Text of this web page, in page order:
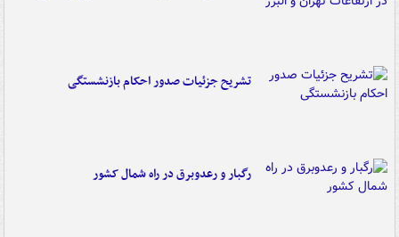
تشریح جزئیات صدور احکام بازنشستگی
رگبار و رعدوبرق در راه شمال کشور